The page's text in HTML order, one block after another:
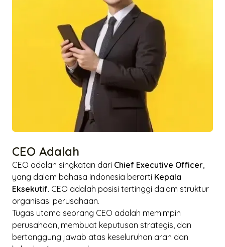
CEO Adalah
CEO adalah singkatan dari Chief Executive Officer,
yang dalam bahasa Indonesia berarti Kepala
Eksekutif. CEO adalah posisi tertinggi dalam struktur
organisasi perusahaan.
Tugas utama seorang CEO adalah memimpin
perusahaan, membuat keputusan strategis, dan
bertanggung jawab atas keseluruhan arah dan